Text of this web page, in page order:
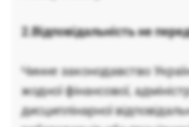
2.Відповідальність не
Чинне законодавство
жодної фінансової,
дисциплінарної